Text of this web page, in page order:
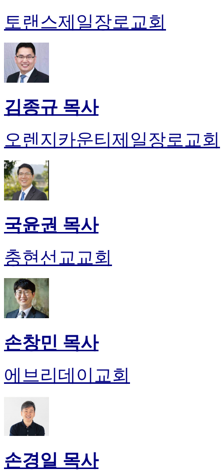
토랜스제일장로교회
김종규 목사
오렌지카운티제일장로교회
국윤권 목사
충현선교교회
손창민 목사
에브리데이교회
손경일 목사